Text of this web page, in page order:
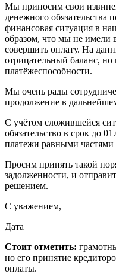
Мы приносим свои
денежного обязательства
финансовая ситуация в
образом, что мы не имели
совершить оплату. На
отрицательный баланс,
платёжеспособности.
Мы очень рады
продолжение в
С учётом сложившейся
обязательство в срок до
платежи равными частями
Просим принять такой
задолженности, и
решением.
С уважением,
Дата
Стоит отметить:
но его принятие
оплаты.